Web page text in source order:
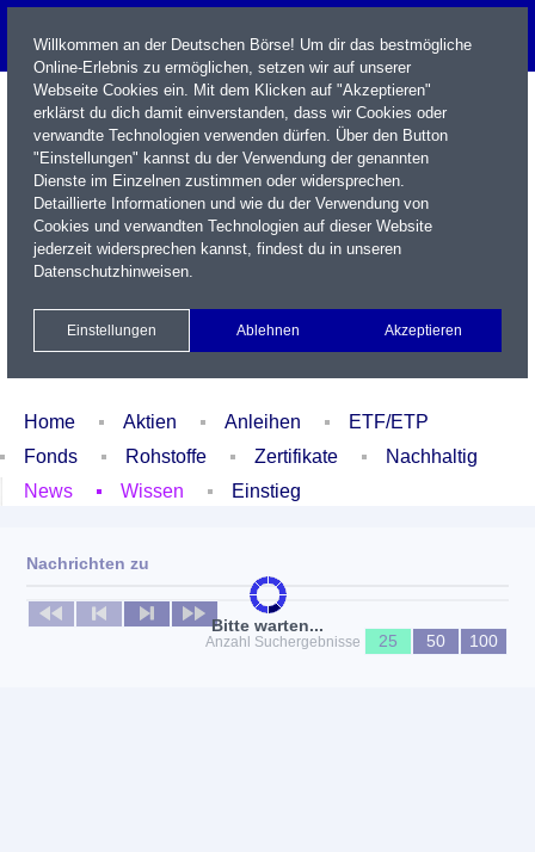
Name / WKN / ISIN / Kürzel
Xetra Realtime
Watchlist Portfolio Login
Home Aktien Anleihen
ETF/ETP
Fonds
Rohstoffe Zertifikate
Nachhaltig
News
Wissen Einstieg
Bitte warten...
Nachrichten zu
Keine News verfügbar
Anzahl Suchergebnisse
25 50 100
Willkommen an der Deutschen Börse! Um dir das bestmögliche
Online-Erlebnis zu ermöglichen, setzen wir auf unserer
Webseite Cookies ein. Mit dem Klicken auf "Akzeptieren"
erklärst du dich damit einverstanden, dass wir Cookies oder
verwandte Technologien verwenden dürfen. Über den Button
"Einstellungen" kannst du der Verwendung der genannten
Dienste im Einzelnen zustimmen oder widersprechen.
Detaillierte Informationen und wie du der Verwendung von
Cookies und verwandten Technologien auf dieser Website
jederzeit widersprechen kannst, findest du in unseren
Datenschutzhinweisen.
Einstellungen Ablehnen Akzeptieren